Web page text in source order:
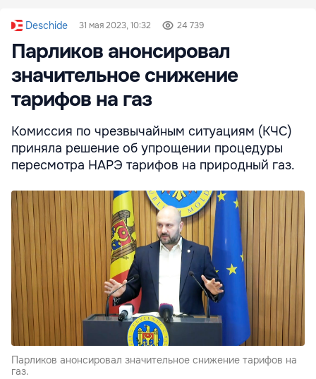
Deschide 31 мая 2023, 10:32 24 739
Парликов анонсировал
значительное снижение
тарифов на газ
Комиссия по чрезвычайным ситуациям (КЧС)
приняла решение об упрощении процедуры
пересмотра НАРЭ тарифов на природный газ.
Парликов анонсировал значительное снижение тарифов на
газ.